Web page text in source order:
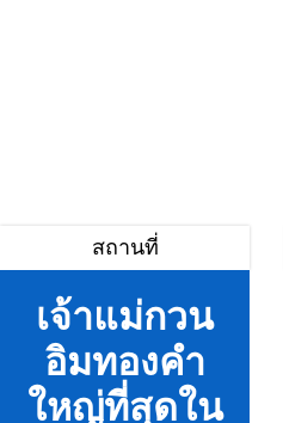
สถานที่
เจ้าแม่กวน
อิมทองคำ
ใหญ่ที่สุดใน